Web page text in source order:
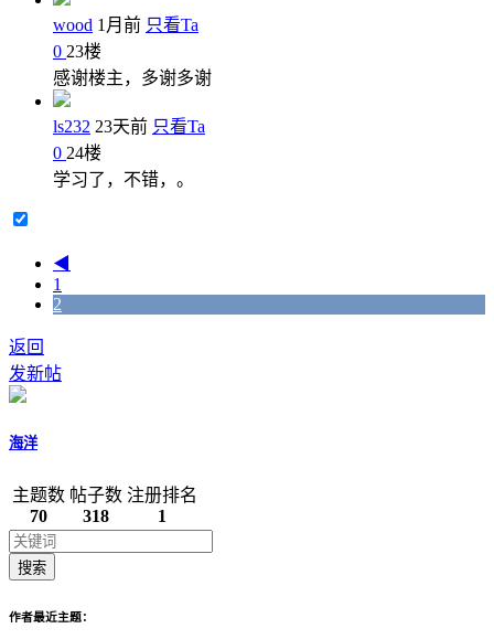
wood 1月前 只看Ta
0 23楼
感谢楼主，多谢多谢
ls232 23天前 只看Ta
0 24楼
学习了，不错，。
◀
1
2
返回
发新帖
海洋
主题数
70
帖子数
318
注册排名
1
搜索
作者最近主题：